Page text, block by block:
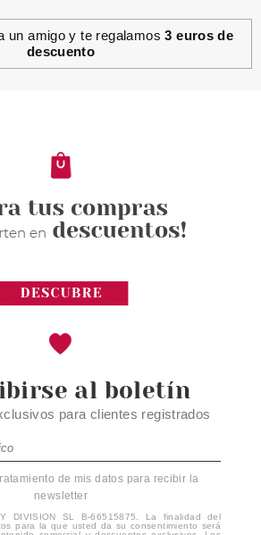
un amigo y te regalamos3 euros de
descuento
al boletín
para clientes registrados
de mis datos para recibir la
newsletter
DIVISION SL B-66515875. La finalidad del
para la que usted da su consentimiento será